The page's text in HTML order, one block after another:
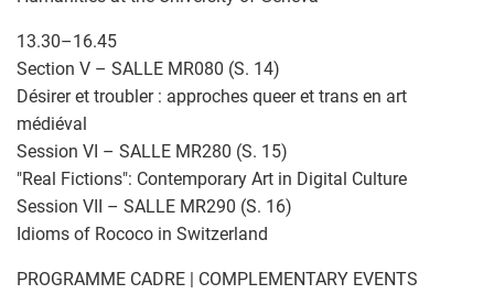
13.30–16.45
Section V – SALLE MR080 (S. 14)
Désirer et troubler : approches queer et trans en art
médiéval
Session VI – SALLE MR280 (S. 15)
"Real Fictions": Contemporary Art in Digital Culture
Session VII – SALLE MR290 (S. 16)
Idioms of Rococo in Switzerland
PROGRAMME CADRE | COMPLEMENTARY EVENTS